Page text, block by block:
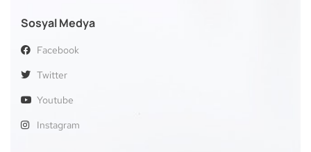
Sosyal Medya
Facebook
Twitter
Youtube
Instagram